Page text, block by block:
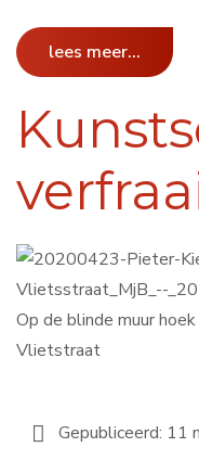
lees meer...
Op de blinde muur
Vlietstraat
Gepubliceerd: 11